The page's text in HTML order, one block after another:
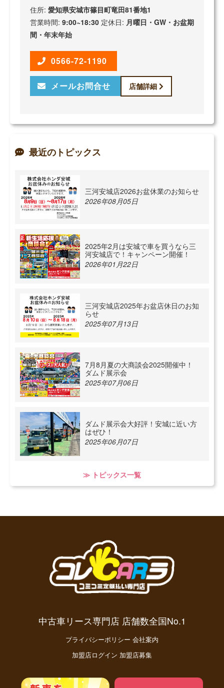
住所: 愛知県安城市篠目町竜田81番地1
営業時間: 9:00~18:30 定休日: 月曜日・GW・お盆期
間・年末年始
0566-72-1190
メールお問合せ 店舗詳細
最近のトピックス
三河安城店2026お盆休業のお知らせ
2026年08月05日
2025年2月は安城で車を買うなら三
河安城店で！キャンペーン開催！
2026年01月22日
三河安城店2025年お盆店休日のお知
らせ
2025年07月13日
7月8月夏の大商談会2025開催中！
ダムド展示会
2025年07月06日
ダムド展示会大好評！安城に近い方
はぜひ！
2025年06月07日
≫ トピックス一覧
中古車リース専門店 店舗数全国No.1
プライバシーポリシー 会社案内
加盟店ログイン 加盟店募集